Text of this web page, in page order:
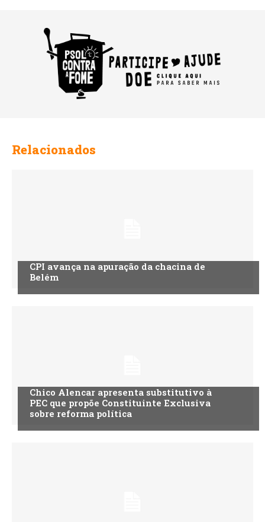
Relacionados
CPI avança na apuração da chacina de
Belém
Chico Alencar apresenta substitutivo à
PEC que propõe Constituinte Exclusiva
sobre reforma política